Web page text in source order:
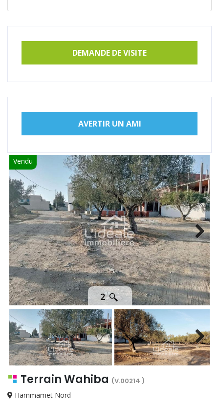
DEMANDE DE VISITE
AVERTIR UN AMI
Vendu
2
Next
Next
Terrain Wahiba (V.00214 )
Hammamet Nord